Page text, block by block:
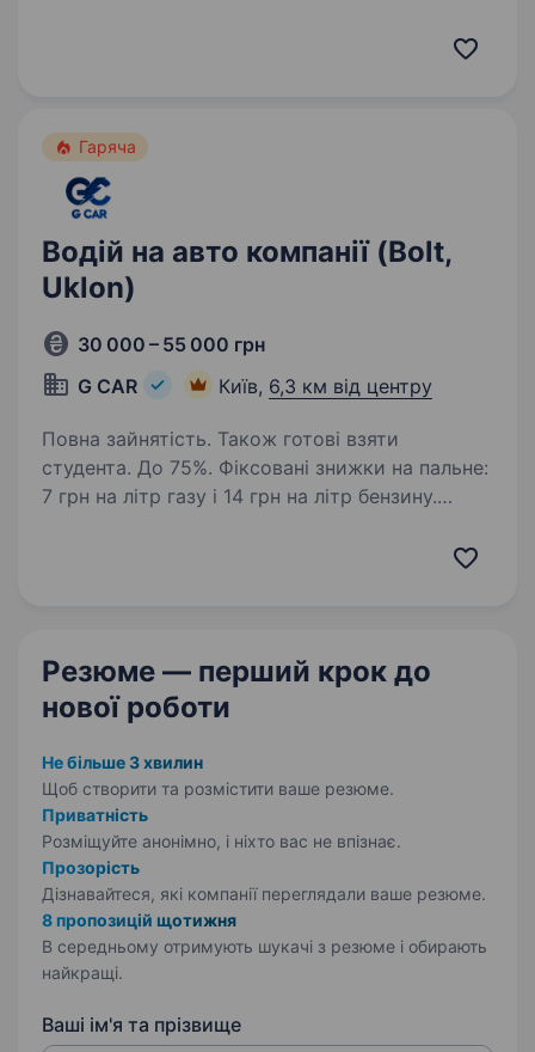
Гаряча
Водій на авто компанії (Bolt,
Uklon)
30 000 – 55 000 грн
G CAR
Київ, 6,3 км від центру
Повна зайнятість. Також готові взяти
студента. До 75%. Фіксовані знижки на пальне:
7 грн на літр газу і 14 грн на літр бензину.
Резюме — перший крок до
нової роботи
Не більше 3 хвилин
Щоб створити та розмістити ваше резюме.
Приватність
Розміщуйте анонімно, і ніхто вас не впізнає.
Прозорість
Дізнавайтеся, які компанії переглядали ваше резюме.
8 пропозицій щотижня
В середньому отримують шукачі з резюме і обирають
найкращі.
Ваші ім'я та прізвище